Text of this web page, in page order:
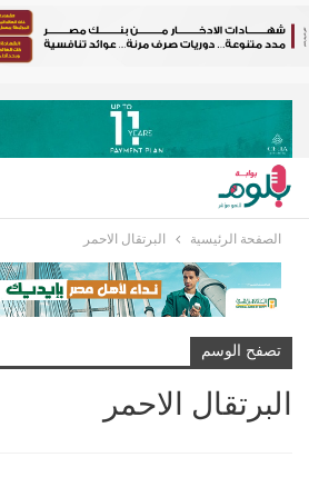
الصفحة الرئيسية البرتقال الاحمر
تصفح الوسم
البرتقال الاحمر